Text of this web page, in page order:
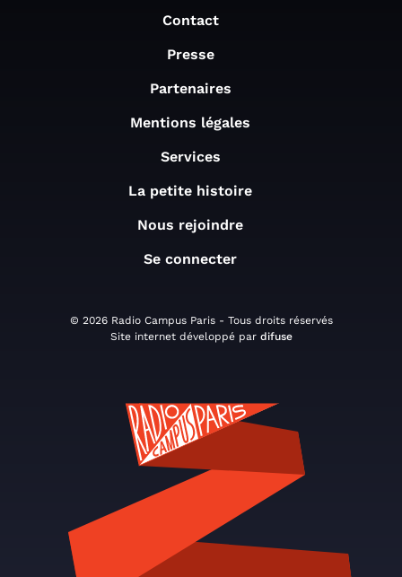
Contact
Presse
Partenaires
Mentions légales
Services
La petite histoire
Nous rejoindre
Se connecter
© 2026 Radio Campus Paris - Tous droits réservés
Site internet développé par difuse